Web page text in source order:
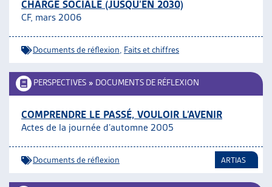
CHARGE SOCIALE (JUSQU’EN 2030)
CF, mars 2006
Documents de réflexion Faits et chiffres
PERSPECTIVES » DOCUMENTS DE RÉFLEXION
COMPRENDRE LE PASSÉ, VOULOIR L’AVENIR
Actes de la journée d’automne 2005
Documents de réflexion ARTIAS